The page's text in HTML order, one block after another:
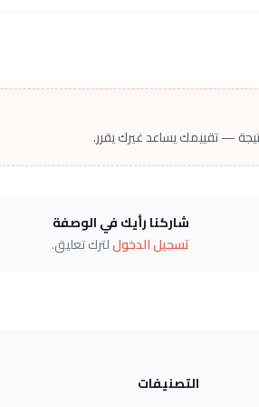
— تقييمك يساعد غيرك يقرر.
شاركنا رأيك في الوصفة
تسجيل الدخوللترك تعليق.
التصنيفات